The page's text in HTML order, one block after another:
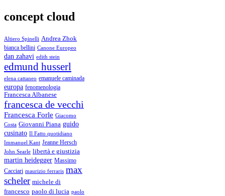
concept cloud
Altiero Spinelli Andrea Zhok
bianca bellini Canone Europeo
dan zahavi edith stein
edmund husserl
elena cattaneo emanuele caminada
europa fenomenologia
Francesca Albanese
francesca de vecchi
Francesca Forle Giacomo
Costa Giovanni Piana guido
cusinato Il Fatto quotidiano
Immanuel Kant Jeanne Hersch
John Searle libertà e giustizia
martin heidegger Massimo
Cacciari maurizio ferraris max
scheler michele di
francesco paolo di lucia paolo